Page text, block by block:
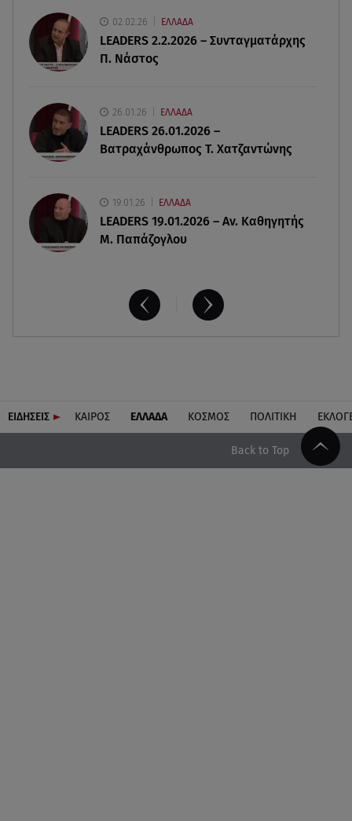
«Πάμε για νέα θεραπεία»: Η νέα φωτογραφία του
Παράσχου από το νοσοκομείο
Γενέθλια για τον Λάκη Γαβαλά: Οι φωτογραφίες
που δημοσίευσε
02.02.26 ΕΛΛΑΔΑ
LEADERS 2.2.2026 – Συνταγματάρχης
Π. Νάστος
26.01.26 ΕΛΛΑΔΑ
LEADERS 26.01.2026 –
Βατραχάνθρωπος Τ. Χατζαντώνης
19.01.26 ΕΛΛΑΔΑ
LEADERS 19.01.2026 – Αν. Καθηγητής
Μ. Παπάζογλου
ΕΙΔΗΣΕΙΣ ΚΑΙΡΟΣ ΕΛΛΑΔΑ ΚΟΣΜΟΣ ΠΟΛΙΤΙΚΗ
Back to Top